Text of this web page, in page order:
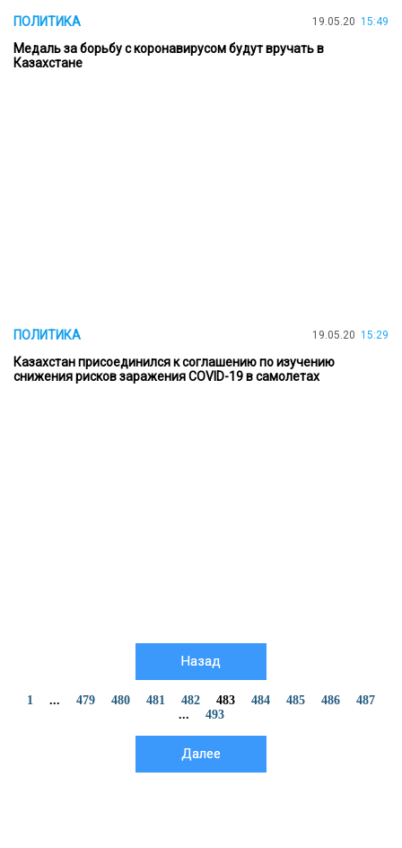
ПОЛИТИКА 19.05.20 15:49
Медаль за борьбу с коронавирусом будут вручать в
Казахстане
ПОЛИТИКА 19.05.20 15:29
Казахстан присоединился к соглашению по изучению
снижения рисков заражения COVID-19 в самолетах
Назад
1 ... 479 480 481 482 483 484 485 486
487
...
493
Далее